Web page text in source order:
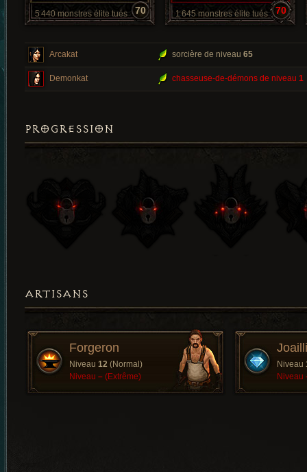
5 440 monstres élite tués 70 1 645 monstres élite tués 70
Arcakat sorcière de niveau 65
Demonkat chasseuse-de-démons de niveau 1
PROGRESSION
ARTISANS
Forgeron
Niveau 12 (Normal)
Niveau – (Extrême)
Niveau
Niveau